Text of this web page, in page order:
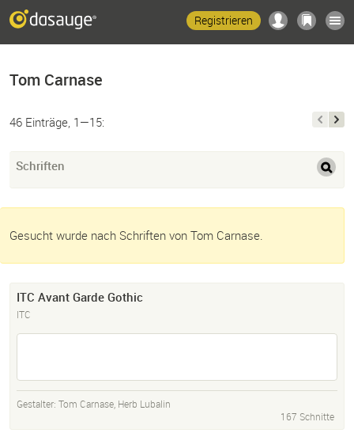
Registrieren
Tom Carnase
46 Einträge, 1—15:
Schriften
Gesucht wurde nach Schriften von Tom Carnase.
ITC Avant Garde Gothic
ITC
Gestalter: Tom Carnase, Herb Lubalin
167 Schnitte